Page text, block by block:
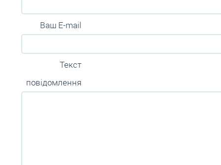
Ваш E-mail
Текст
повідомлення